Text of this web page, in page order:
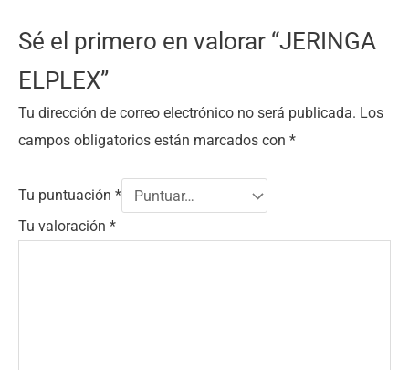
Sé el primero en valorar “JERINGA
ELPLEX”
Tu dirección de correo electrónico no será publicada. Los
campos obligatorios están marcados con *
Tu puntuación *
Tu valoración *